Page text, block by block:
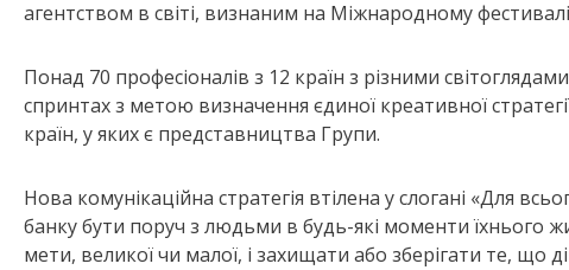
агентством в світі, визнаним на Міжнародному
Понад 70 професіоналів з 12 країн з різними
спринтах з метою визначення єдиної креативної
країн, у яких є представництва Групи.
Нова комунікаційна стратегія втілена у слогані «Для
банку бути поруч з людьми в будь-які моменти їхнього
мети, великої чи малої, і захищати або зберігати те, що